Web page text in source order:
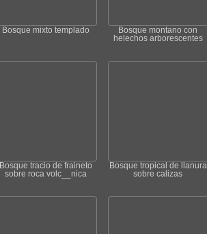
Bosque mixto templado
Bosque montano con
helechos arborescentes
Bosque tracio de fraineto
sobre roca volc__nica
Bosque tropical de llanura
sobre calizas